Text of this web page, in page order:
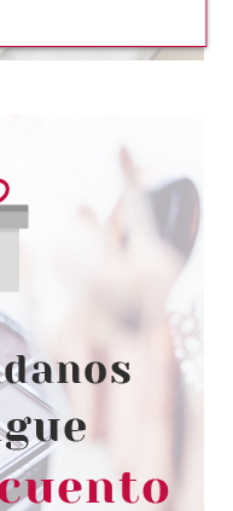
RICH
ML